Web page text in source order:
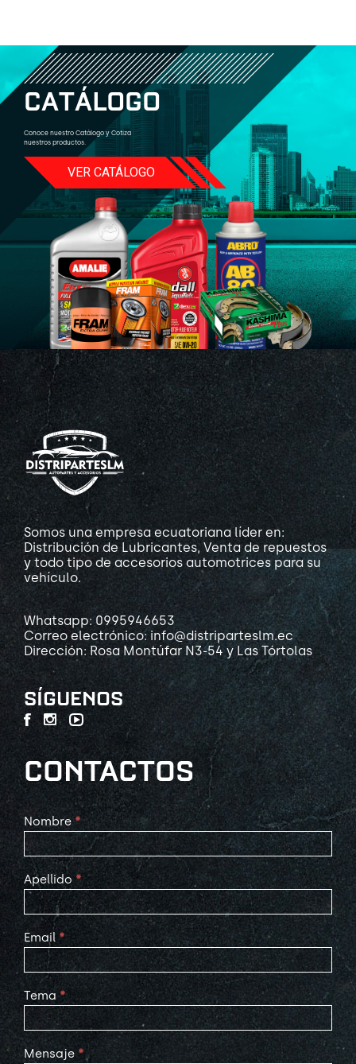
CATÁLOGO
Conoce nuestro Catálogo y Cotiza
nuestros productos.
VER CATÁLOGO
Somos una empresa ecuatoriana líder en:
Distribución de Lubricantes, Venta de repuestos
y todo tipo de accesorios automotrices para su
vehículo.
Whatsapp: 0995946653
Correo electrónico: info@distriparteslm.ec
Dirección: Rosa Montúfar N3-54 y Las Tórtolas
SÍGUENOS
CONTACTOS
Contact
Us
Nombre *
Apellido *
Email *
Tema *
Mensaje *